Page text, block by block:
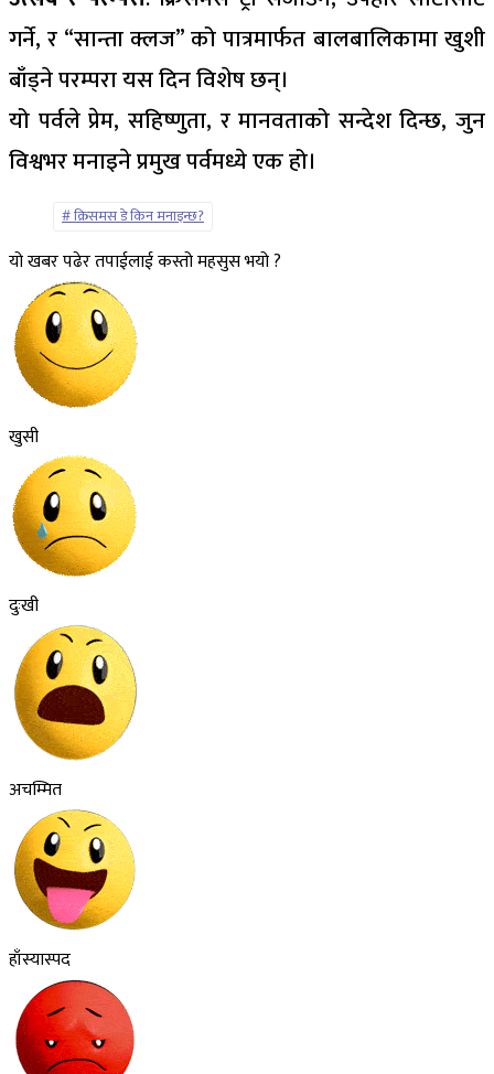
गर्ने, र “सान्ता क्लज” को पात्रमार्फत बालबालिकामा खुशी
बाँड्ने परम्परा यस दिन विशेष छन्।
यो पर्वले प्रेम, सहिष्णुता, र मानवताको सन्देश दिन्छ, जुन
विश्वभर मनाइने प्रमुख पर्वमध्ये एक हो।
क्रिसमस डे किन मनाइन्छ?
यो खबर पढेर तपाईलाई कस्तो महसुस भयो ?
खुसी
दुःखी
अचम्मित
हाँस्यास्पद